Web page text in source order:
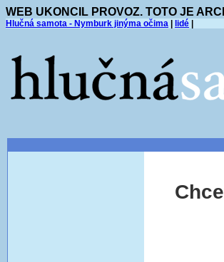
WEB UKONCIL PROVOZ. TOTO JE
Hlučná samota - Nymburk jinýma očima lidé